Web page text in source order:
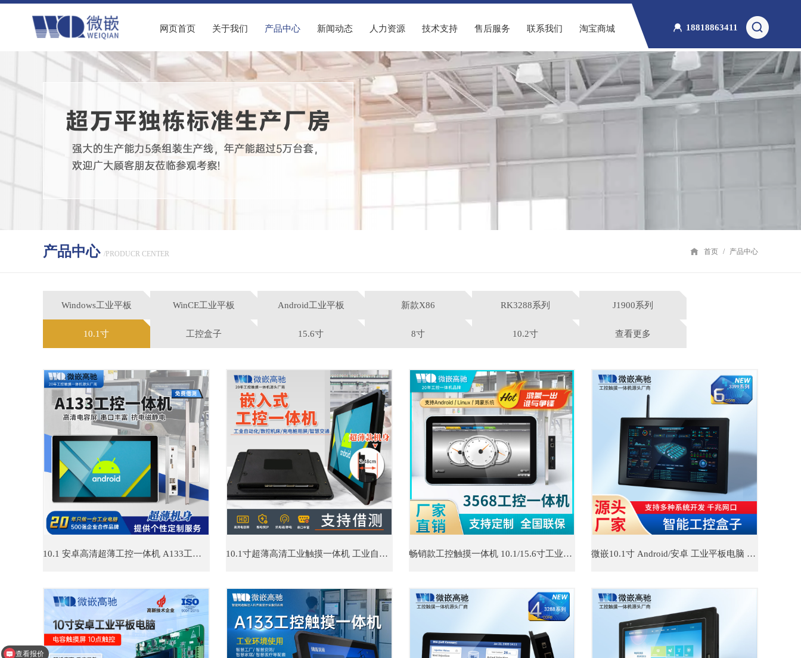
网页首页 关于我们 产品中心 新闻动态 人力资源 技术支持 售后服务 联系我们 淘宝商城 18818863411
产品中心 /PRODUCR CENTER 首页 / 产品中心
Windows工业平板 WinCE工业平板 Android工业平板 新款X86 RK3288系列 J1900系列
10.1寸 工控盒子 15.6寸 8寸 10.2寸 查看更多
10.1 安卓高清超薄工控一体机 A133工业嵌入式平板电脑 接口丰富 10.1寸超薄高清工业触摸一体机 工业自动化 嵌入式工业平板电脑 畅销款工控触摸一体机 10.1/15.6寸工业平板电脑 性价比高 微嵌10.1寸 Android/安卓 工业平板电脑 电容式触摸屏工控一体机
微信联系